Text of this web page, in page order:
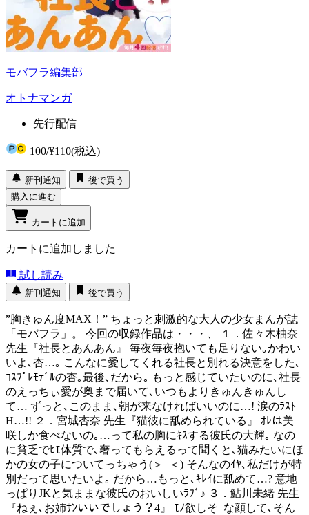
モバフラ編集部
オトナマンガ
先行配信
100/¥110(税込)
新刊通知
後で買う
購入に進む
カートに追加
カートに追加しました
試し読み
新刊通知 後で買う
”胸きゅん度MAX！” ちょっと刺激的な大人の少女まんが誌
「モバフラ」。 今回の収録作品は・・・、 １．佐々木柚奈
先生『社長とあんあん』 毎夜毎夜抱いても足りない｡かわい
いよ､杏…｡ こんなに愛してくれる社長と別れる決意をした､
ｺｽﾌﾟﾚﾓﾃﾞﾙの杏｡最後､だから｡ もっと感じていたいのに､社長
のえっちぃ愛が奥まで届いて､いつもよりきゅんきゅんし
て… ずっと､このまま､朝が来なければいいのに…! 涙のﾗｽﾄ
H…!! ２．宮城杏奈 先生『猫彼に舐められている』 ｵﾚは美
咲しか食べないの｡…って私の胸にｷｽする彼氏の大輝｡ なの
に貧乏でﾋﾓ体質で､奢ってもらえるって聞くと､猫みたいにほ
かの女の子についてっちゃう(＞_＜) そんなのｲﾔ､私だけが特
別だって思いたいよ｡ だから…もっと､ｷﾚｲに舐めて…? 意地
っぱりJKと気ままな彼氏のおいしいﾗﾌﾞ♪ ３．鮎川未緒 先生
『ねぇ､お姉ｻﾝいいでしょう？4』 ﾓﾉ欲しそｰな顔して､そん